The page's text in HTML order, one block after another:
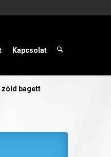
Kapcsolat
zöld bagett